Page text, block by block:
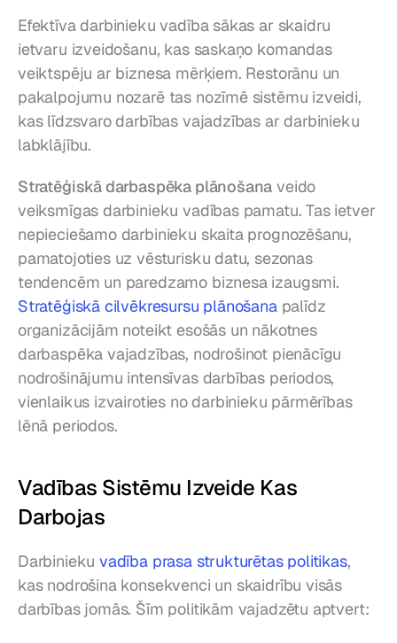
Efektīva darbinieku vadība sākas ar skaidru
ietvaru izveidošanu, kas saskaņo komandas
veiktspēju ar biznesa mērķiem. Restorānu un
pakalpojumu nozarē tas nozīmē sistēmu izveidi,
kas līdzsvaro darbības vajadzības ar darbinieku
labklājību.
Stratēģiskā darbaspēka plānošana veido
veiksmīgas darbinieku vadības pamatu. Tas ietver
nepieciešamo darbinieku skaita prognozēšanu,
pamatojoties uz vēsturisku datu, sezonas
Stratēģiskā cilvēkresursu plānošana palīdz
organizācijām noteikt esošās un nākotnes
darbaspēka vajadzības, nodrošinot pienācīgu
nodrošinājumu intensīvas darbības periodos,
vienlaikus izvairoties no darbinieku pārmērības
lēnā periodos.
Vadības Sistēmu Izveide Kas
Darbojas
Darbinieku vadība prasa strukturētas politikas,
kas nodrošina konsekvenci un skaidrību visās
darbības jomās. Šīm politikām vajadzētu aptvert: